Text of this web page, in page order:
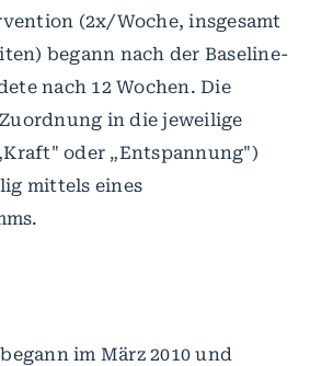
(2x/Woche, insgesamt
begann nach der Baseline-
nach 12 Wochen. Die
in die jeweilige
oder „Entspannung")
mittels eines
im März 2010 und